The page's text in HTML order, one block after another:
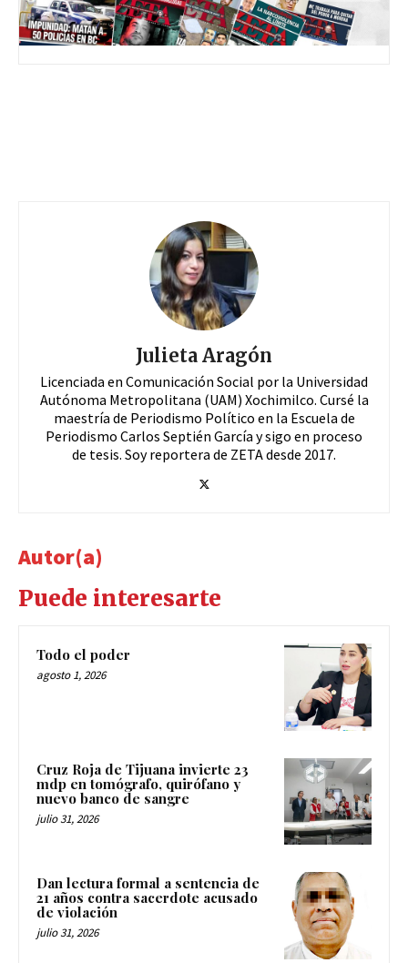
Julieta Aragón
Licenciada en Comunicación Social por la Universidad
Autónoma Metropolitana (UAM) Xochimilco. Cursé la
maestría de Periodismo Político en la Escuela de
Periodismo Carlos Septién García y sigo en proceso
de tesis. Soy reportera de ZETA desde 2017.
Autor(a)
Puede interesarte
Todo el poder
agosto 1, 2026
Cruz Roja de Tijuana invierte 23
mdp en tomógrafo, quirófano y
nuevo banco de sangre
julio 31, 2026
Dan lectura formal a sentencia de
21 años contra sacerdote acusado
de violación
julio 31, 2026